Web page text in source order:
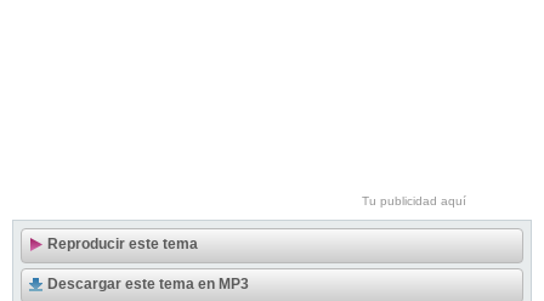
Tu publicidad aquí
Reproducir este tema
Descargar este tema en MP3